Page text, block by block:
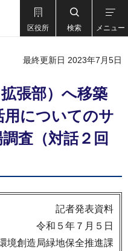
区役所 検索 メニュー
最終更新日 2023年7月5日
張部）へ移築
用についてのサ
査（対話２回
記者発表資料
令和５年７月５日
境創造局緑地保全推進課